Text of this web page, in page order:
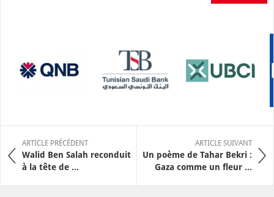
ARTICLE PRÉCÉDENT
Walid Ben Salah reconduit
à la tête de ...
ARTICLE SUIVANT
Un poème de Tahar Bekri :
Gaza comme un fleur ...